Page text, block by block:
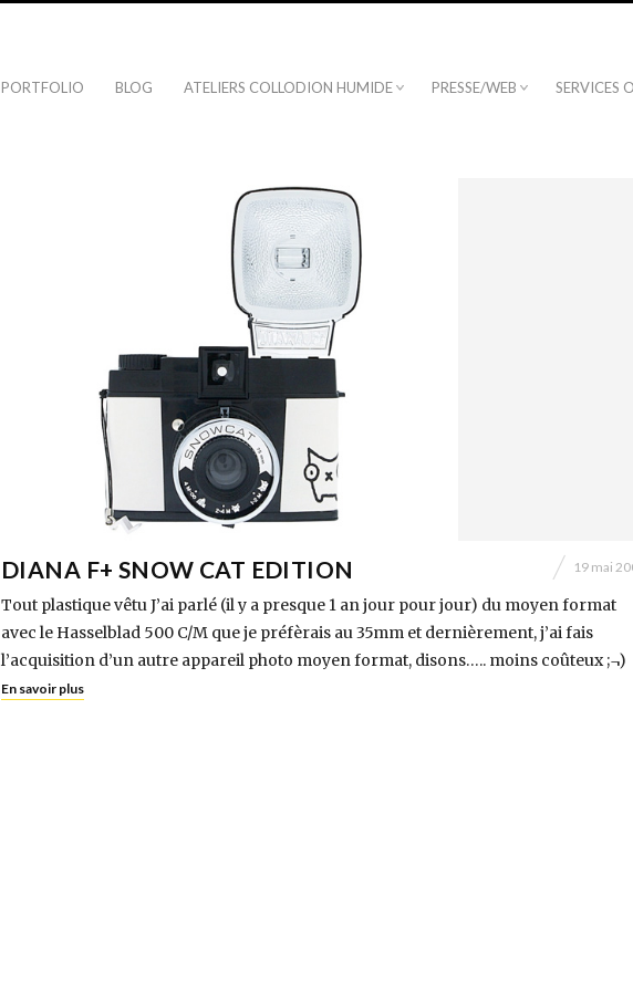
PORTFOLIO BLOG ATELIERS COLLODION HUMIDE PRESSE/WEB SERVICES
DIANA F+ SNOW CAT EDITION 19 mai
Tout plastique vêtu J’ai parlé (il y a presque 1 an jour pour jour) du moyen format
avec le Hasselblad 500 C/M que je préfèrais au 35mm et dernièrement, j’ai fais
l’acquisition d’un autre appareil photo moyen format, disons….. moins coûteux ;¬)
En savoir plus